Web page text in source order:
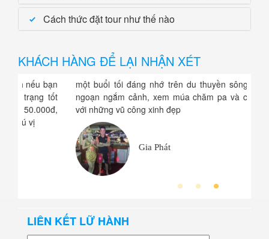
Cách thức đặt tour như thế nào
KHÁCH HÀNG ĐỂ LẠI NHẬN XÉT
một buổi tối đáng nhớ trên du thuyền sông hàn. du
ngoạn ngắm cảnh, xem múa chăm pa và chụp hình
với những vũ công xinh đẹp
Gia Phát
LIÊN KẾT LỮ HÀNH